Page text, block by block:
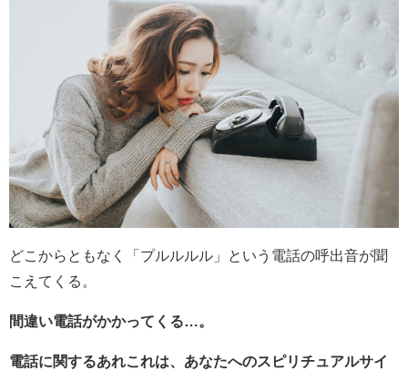
どこからともなく「プルルルル」という電話の呼出音が聞
こえてくる。
間違い電話がかかってくる…。
電話に関するあれこれは、あなたへのスピリチュアルサイ